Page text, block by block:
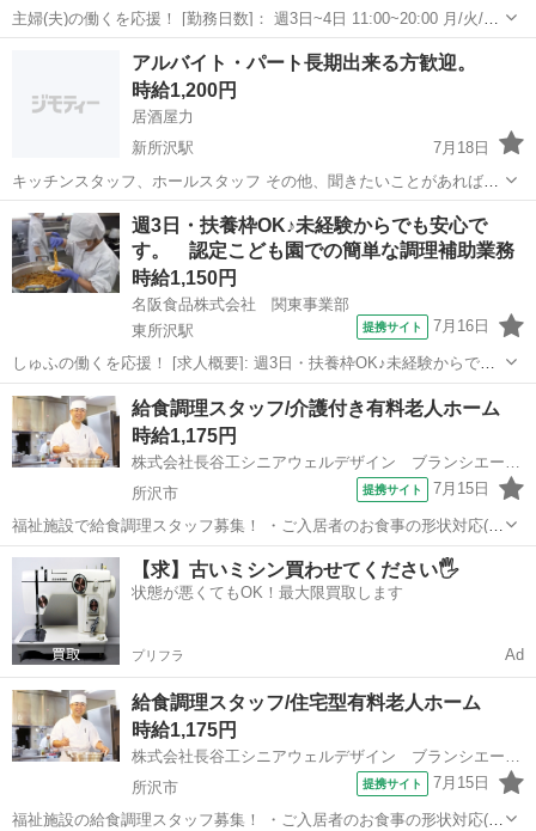
主婦(夫)の働くを応援！ [勤務日数]： 週3日~4日 11:00~20:00 月/火/水/
木/金/土/日 などから選べます [勤務地・最寄駅]： 埼玉県所沢市小手指
町4-18-1 レジデンシャル小手指Sakura ...
キッチン
アルバイト・パート長期出来る方歓迎。
時給1,200円
居酒屋力
新所沢駅
7月18日
キッチンスタッフ、ホールスタッフ その他、聞きたいことがあればお
気軽にご連絡ください。
埼玉 所沢市 新所沢駅 居酒屋 書類作成
週3日・扶養枠OK♪未経験からでも安心で
す。 認定こども園での簡単な調理補助業務
時給1,150円
名阪食品株式会社 関東事業部
東所沢駅
提携サイト 7月16日
しゅふの働くを応援！ [求人概要]: 週3日・扶養枠OK♪未経験からでも
安心です。 認定こども園での簡単な調理補助業務 [職種名]: こども園
での調理補助 [勤務地・最寄駅]: 埼玉県所沢市亀ケ谷172-1 埼玉県所
沢...
埼玉 所沢市 東所沢駅
給食調理スタッフ/介護付き有料老人ホーム
時給1,175円
所沢市
提携サイト 7月15日
福祉施設で給食調理スタッフ募集！ ・ご入居者のお食事の形状対応(刻
み、トロミ付けなど) (家庭的な料理で和洋中ジャンルは問いません)
・盛り付け、お皿洗い等の調理補助 ・朝食90食、昼食100食、夕食110
食程度を分担し...
埼玉 所沢市 キッチン
【求】古いミシン買わせてください🖐️
状態が悪くてもOK！最大限買取します
プリフラ Ad
給食調理スタッフ/住宅型有料老人ホーム
時給1,175円
所沢市
提携サイト 7月15日
福祉施設の給食調理スタッフ募集！ ・ご入居者のお食事の形状対応(刻